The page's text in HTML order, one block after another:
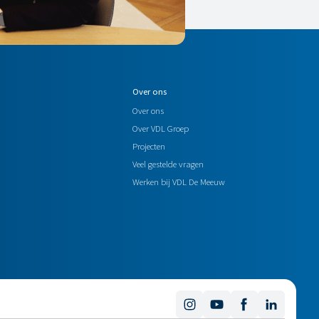
Over ons
Over ons
Over VDL Groep
Projecten
Veel gestelde vragen
Werken bij VDL De Meeuw